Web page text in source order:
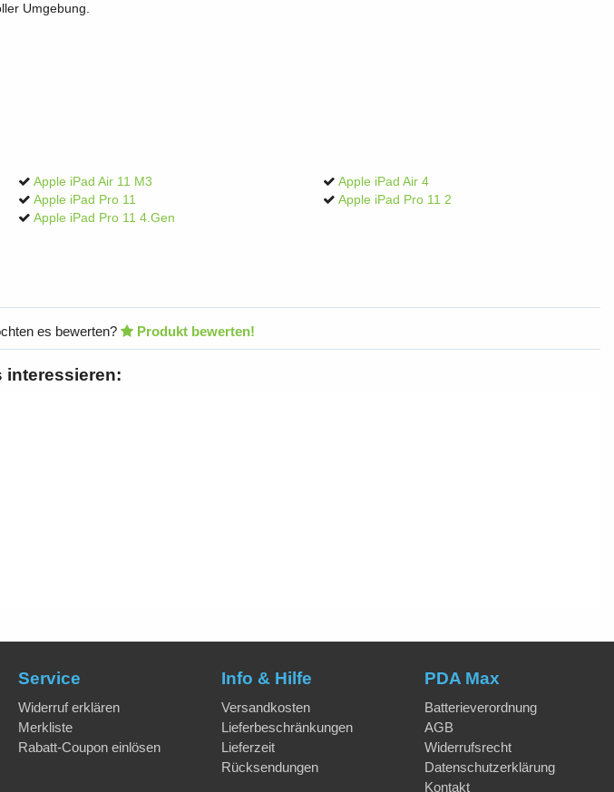
Umgebung.
Apple iPad Air 11 M3
Apple iPad Air 4
Apple iPad Pro 11
Apple iPad Pro 11 2
Apple iPad Pro 11 4.Gen
es bewerten? Produkt bewerten!
interessieren:
Service
Widerruf erklären
Merkliste
Rabatt-Coupon einlösen
Info & Hilfe
Versandkosten
Lieferbeschränkungen
Lieferzeit
Rücksendungen
PDA Max
Batterieverordnung
AGB
Widerrufsrecht
Datenschutzerklärung
Kontakt